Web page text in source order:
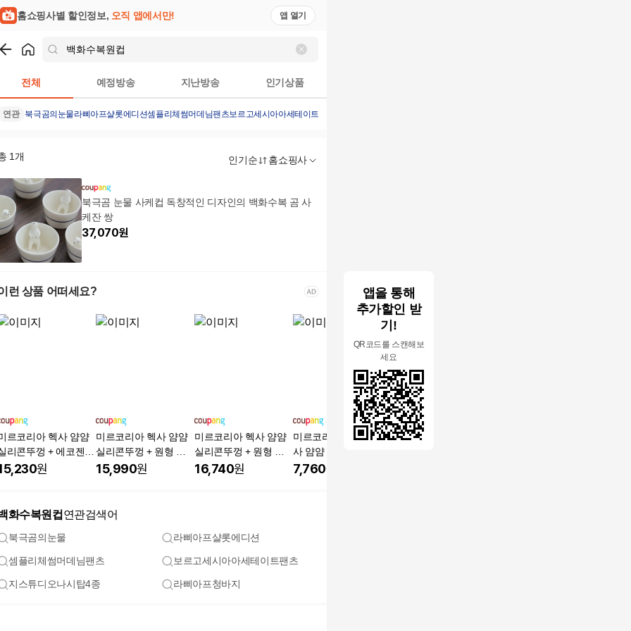
앱을 통해
추가할인 받
기!
QR코드를 스캔해보
세요
홈쇼핑사별 할인정보, 오직 앱에서만! 앱 열기
전체 예정방송 지난방송 인기상품
연관 북극곰의눈물라삐아프샬롯에디션셈플리체썸머데님팬츠보르고세시아아세테이트팬츠
1 개 인기순 홈쇼핑사
북극곰 눈물 사케컵 독창적인 디자인의 백화수복 곰 사
케잔 쌍
37,070원
런 상품 어떠세요?
르코리아 헥사 얌얌
리콘뚜껑 + 에코젠
라이탄 이유식 밀폐
원
미르코리아 헥사 얌얌
실리콘뚜껑 + 원형 이
유식 유리 밀폐용기 20
15,990원
미르코리아 헥사 얌얌
실리콘뚜껑 + 원형 이
유식 유리 밀폐용기 25
16,740원
미르코리아 실리콘 헥
사 얌얌 유리병 뚜껑 58
mm
7,760원
미르코리아 실리콘 헥
화수복원컵 연관검색어
북극곰의눈물 라삐아프샬롯에디션
셈플리체썸머데님팬츠 보르고세시아아세테이트팬츠
지스튜디오나시탑4종 라삐아프청바지